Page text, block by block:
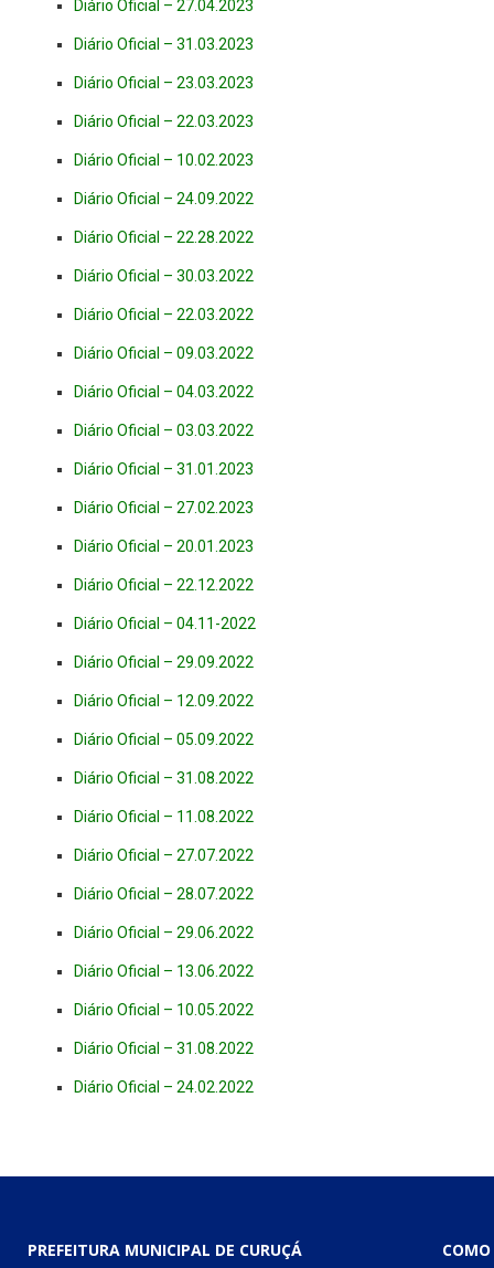
Diário Oficial – 27.04.2023
Diário Oficial – 31.03.2023
Diário Oficial – 23.03.2023
Diário Oficial – 22.03.2023
Diário Oficial – 10.02.2023
Diário Oficial – 24.09.2022
Diário Oficial – 22.28.2022
Diário Oficial – 30.03.2022
Diário Oficial – 22.03.2022
Diário Oficial – 09.03.2022
Diário Oficial – 04.03.2022
Diário Oficial – 03.03.2022
Diário Oficial – 31.01.2023
Diário Oficial – 27.02.2023
Diário Oficial – 20.01.2023
Diário Oficial – 22.12.2022
Diário Oficial – 04.11-2022
Diário Oficial – 29.09.2022
Diário Oficial – 12.09.2022
Diário Oficial – 05.09.2022
Diário Oficial – 31.08.2022
Diário Oficial – 11.08.2022
Diário Oficial – 27.07.2022
Diário Oficial – 28.07.2022
Diário Oficial – 29.06.2022
Diário Oficial – 13.06.2022
Diário Oficial – 10.05.2022
Diário Oficial – 31.08.2022
Diário Oficial – 24.02.2022
PREFEITURA MUNICIPAL DE CURUÇÁ COMO